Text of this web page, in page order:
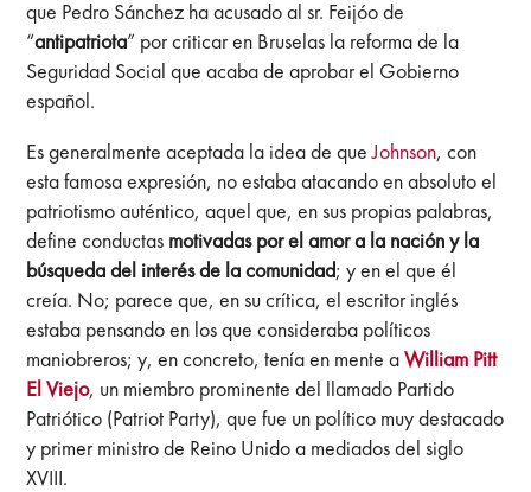
que Pedro Sánchez ha acusado al sr. Feijóo de
“antipatriota” por criticar en Bruselas la reforma de la
Seguridad Social que acaba de aprobar el Gobierno
español.
Es generalmente aceptada la idea de queJohnson, con
esta famosa expresión, no estaba atacando en absoluto el
patriotismo auténtico, aquel que, en sus propias palabras,
define conductas motivadas por el amor a la nación y la
búsqueda del interés de la comunidad; y en el que él
creía. No; parece que, en su crítica, el escritor inglés
estaba pensando en los que consideraba políticos
maniobreros; y, en concreto, tenía en mente aWilliam Pitt
El Viejo, un miembro prominente del llamado Partido
Patriótico (Patriot Party), que fue un político muy destacado
y primer ministro de Reino Unido a mediados del siglo
XVIII.